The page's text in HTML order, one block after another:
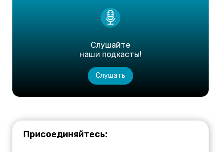
Слушайте
наши подкасты!
Слушать
Присоединяйтесь: